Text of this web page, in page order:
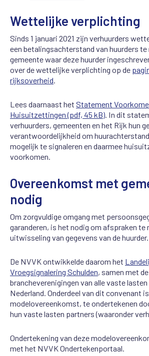
Wettelijke verplichting
Sinds 1 januari 2021 zijn verhuurders
een betalingsachterstand van huurders te
gemeente waar deze huurder
over de wettelijke verplichting op de
rijksoverheid.
Lees daarnaast het Statement
Huisuitzettingen (pdf, 45 kB). In dit
verhuurders, gemeenten en het Rijk hun
verantwoordelijkheid om
mogelijk te signaleren en daarmee
voorkomen.
Overeenkomst met
nodig
Om zorgvuldige omgang met
garanderen, is het nodig om afspraken te
uitwisseling van gegevens van de huurder.
De NVVK ontwikkelde daarom het
Vroegsignalering Schulden, samen met de
brancheverenigingen van alle vaste
Nederland. Onderdeel van dit convenant
modelovereenkomst, te ondertekenen
hun vaste lasten partners (waaronder
Ondertekening van deze
met het NVVK Ondertekenportaal.